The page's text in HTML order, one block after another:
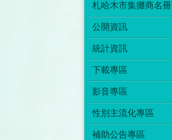
札哈木市集攤商名冊
公開資訊
統計資訊
下載專區
影音專區
性別主流化專區
補助公告專區